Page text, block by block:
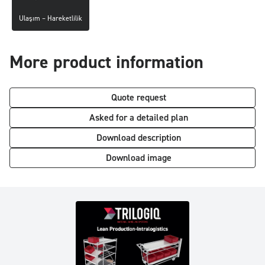
Ulaşım – Hareketlilik
More product information
Quote request
Asked for a detailed plan
Download description
Download image